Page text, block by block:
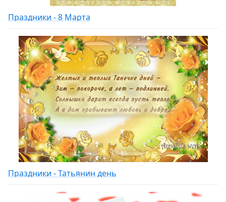
Праздники - 8 Марта
Праздники - Татьянин день